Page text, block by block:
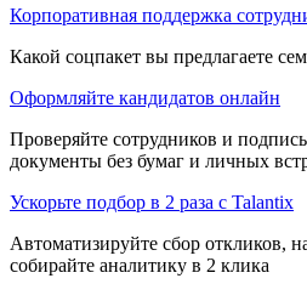
Корпоративная поддержка
Какой соцпакет вы предлагаете
Оформляйте кандидатов онлайн
Проверяйте сотрудников и
документы без бумаг и личных
Ускорьте подбор в 2 раза с Talantix
Автоматизируйте сбор откликов,
собирайте аналитику в 2 клика